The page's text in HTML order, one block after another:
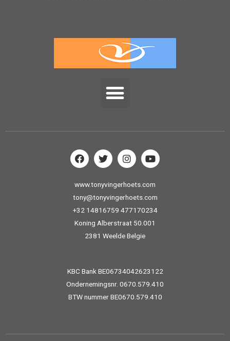
www.tonyvingerhoets.com
tony@tonyvingerhoets.com
+32 14816759 477170234
Koning Alberstraat 50.001
2381 Weelde Belgie
KBC Bank BE06734042623122
Ondernemingsnr. 0670.579.410
BTW nummer BE0670.579.410